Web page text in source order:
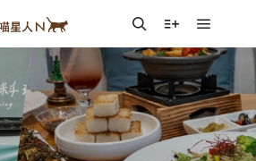
SearchMore info
Main